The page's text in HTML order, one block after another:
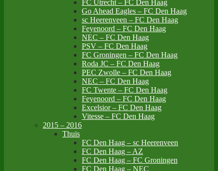
FC Utrecht – FC Den Haag
Go Ahead Eagles – FC Den Haag
sc Heerenveen – FC Den Haag
Feyenoord – FC Den Haag
NEC – FC Den Haag
PSV – FC Den Haag
FC Groningen – FC Den Haag
Roda JC – FC Den Haag
PEC Zwolle – FC Den Haag
NEC – FC Den Haag
FC Twente – FC Den Haag
Feyenoord – FC Den Haag
Excelsior – FC Den Haag
Vitesse – FC Den Haag
2015 – 2016
Thuis
FC Den Haag – sc Heerenveen
FC Den Haag – AZ
FC Den Haag – FC Groningen
FC Den Haag – NEC